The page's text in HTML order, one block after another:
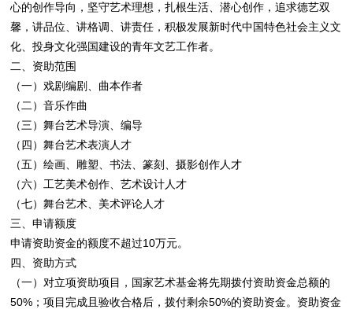
心的创作导向，坚守艺术理想，扎根生活、潜心创作，追求德艺双
馨，讲品位、讲格调、讲责任，积极发展新时代中国特色社会主义文
化、投身文化强国建设的青年文艺工作者。
二、资助范围
（一）戏剧编剧、曲本作者
（二）音乐作曲
（三）舞台艺术导演、编导
（四）舞台艺术表演人才
（五）绘画、雕塑、书法、篆刻、摄影创作人才
（六）工艺美术创作、艺术设计人才
（七）舞台艺术、美术评论人才
三、申请额度
申请资助资金的额度不超过10万元。
四、资助方式
（一）对立项资助项目，国家艺术基金将先期拨付资助资金总额的
50%；项目完成且验收合格后，拨付剩余50%的资助资金。资助资金